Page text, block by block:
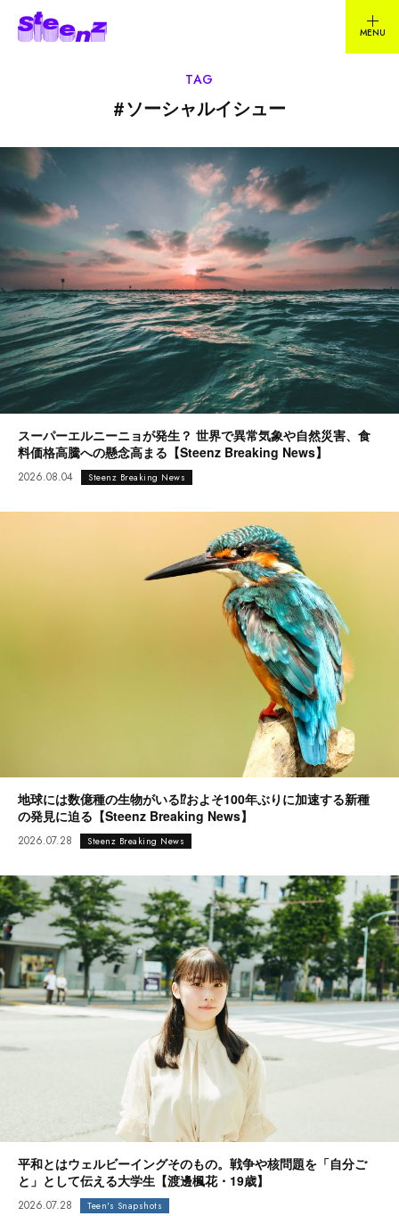
TAG
#ソーシャルイシュー
スーパーエルニーニョが発生？ 世界で異常気象や自然災害、食
料価格高騰への懸念高まる【Steenz Breaking News】
2026.08.04 Steenz Breaking News
地球には数億種の生物がいる⁉︎およそ100年ぶりに加速する新種
の発見に迫る【Steenz Breaking News】
2026.07.28 Steenz Breaking News
平和とはウェルビーイングそのもの。戦争や核問題を「自分ご
と」として伝える大学生【渡邊楓花・19歳】
2026.07.28 Teen's Snapshots